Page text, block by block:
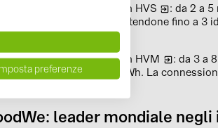
BYD Battery-Box Premium HVS
: da 2 a
tra 5,1 e 12,8 kWh. Connettendone fino a
38,4 kWh;
BYD Battery-Box Premium HVM
: da 3 a
accumulo tra 8,3 e 22,1 kWh. La
leader mondiale
preferenze